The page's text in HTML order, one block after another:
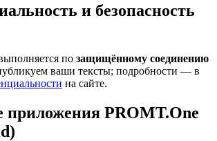
и безопасность
по защищённому соединению
ваши тексты; подробности — в
на сайте.
PROMT.One